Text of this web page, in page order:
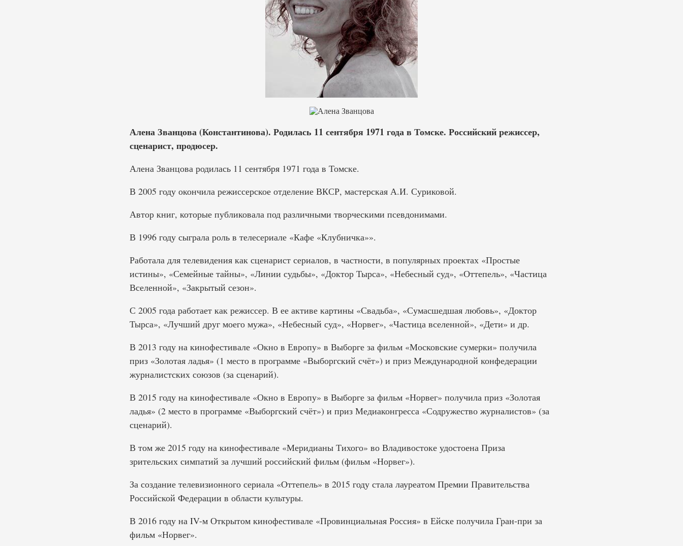
Алена Званцова (Константинова). Родилась 11 сентября 1971 года в Томске. Российский режиссер,
сценарист, продюсер.
Алена Званцова родилась 11 сентября 1971 года в Томске.
В 2005 году окончила режиссерское отделение ВКСР, мастерская А.И. Суриковой.
Автор книг, которые публиковала под различными творческими псевдонимами.
В 1996 году сыграла роль в телесериале «Кафе «Клубничка»».
Работала для телевидения как сценарист сериалов, в частности, в популярных проектах «Простые
истины», «Семейные тайны», «Линии судьбы», «Доктор Тырса», «Небесный суд», «Оттепель», «Частица
Вселенной», «Закрытый сезон».
С 2005 года работает как режиссер. В ее активе картины «Свадьба», «Сумасшедшая любовь», «Доктор
Тырса», «Лучший друг моего мужа», «Небесный суд», «Норвег», «Частица вселенной», «Дети» и др.
В 2013 году на кинофестивале «Окно в Европу» в Выборге за фильм «Московские сумерки» получила
приз «Золотая ладья» (1 место в программе «Выборгский счёт») и приз Международной конфедерации
журналистских союзов (за сценарий).
В 2015 году на кинофестивале «Окно в Европу» в Выборге за фильм «Норвег» получила приз «Золотая
ладья» (2 место в программе «Выборгский счёт») и приз Медиаконгресса «Содружество журналистов» (за
сценарий).
В том же 2015 году на кинофестивале «Меридианы Тихого» во Владивостоке удостоена Приза
зрительских симпатий за лучший российский фильм (фильм «Норвег»).
За создание телевизионного сериала «Оттепель» в 2015 году стала лауреатом Премии Правительства
Российской Федерации в области культуры.
В 2016 году на IV-м Открытом кинофестивале «Провинциальная Россия» в Ейске получила Гран-при за
фильм «Норвег».